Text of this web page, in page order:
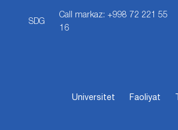
SDG
Call markaz: +998 72 221 55
16
Universitet Faoliyat